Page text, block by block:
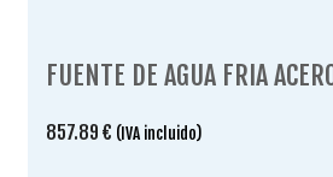
FUENTE DE AGUA FRIA
857.89 € (IVA incluido)